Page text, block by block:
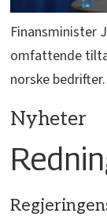
Finansminister
omfattende
norske
Nyheter